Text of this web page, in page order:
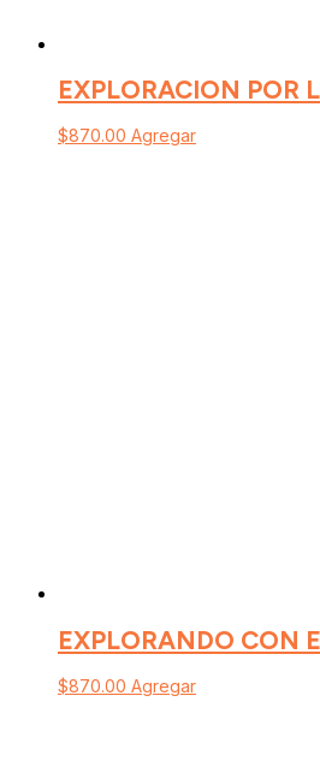
EXPLORACION POR
$870.00 Agregar
EXPLORANDO CON
$870.00 Agregar